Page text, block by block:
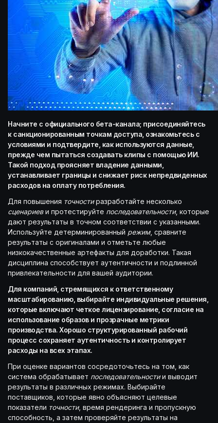
Начните с официального бета-канала; присоединяйтесь
к санкционированным точкам доступа, ознакомьтесь с
условиями и подтвердите, как используются данные,
прежде чем пытаться создавать клипы с помощью ИИ.
Такой подход проясняет владение данными,
устанавливает границы и снижает риск непредвиденных
расходов на оплату потребления.
Для повышения точностиразработайте несколько
сценариеви протестируйте последовательности, которые
дают результаты в точном соответствии с указанными.
Используйте детерминированный режим, сравните
результаты с оригиналами и отметьте любые
низкокачественные артефакты для доработки. Такая
дисциплина способствует аутентичности и подлинной
привлекательности для вашей аудитории.
Для компаний, стремящихся к ответственному
масштабированию, выбирайте индивидуальные решения,
которые включают четкое лицензирование, согласие на
использование образов и прозрачные метрики
производства. Хорошо структурированный рабочий
процесс сохраняет аутентичность и контролирует
расходы на всех этапах.
При оценке вариантов сосредоточьтесь на том, как
система обрабатывает последовательностии выводит
результаты в различных режимах. Выбирайте
поставщиков, которые явно объясняют целевые
показатели точности, время рендеринга и пропускную
способность, а затем проверяйте результаты на